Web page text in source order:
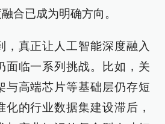
合已成为明确方向。
，真正让人工智能深度融入
面临一系列挑战。比如，关
与高端芯片等基础层仍存短
的行业数据集建设滞后，